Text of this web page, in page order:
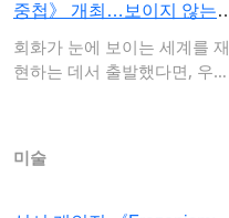
중첩》 개최…보이지 않는
회화가 눈에 보이는 세계를 재
현하는 데서 출발했다면, 우창
미술